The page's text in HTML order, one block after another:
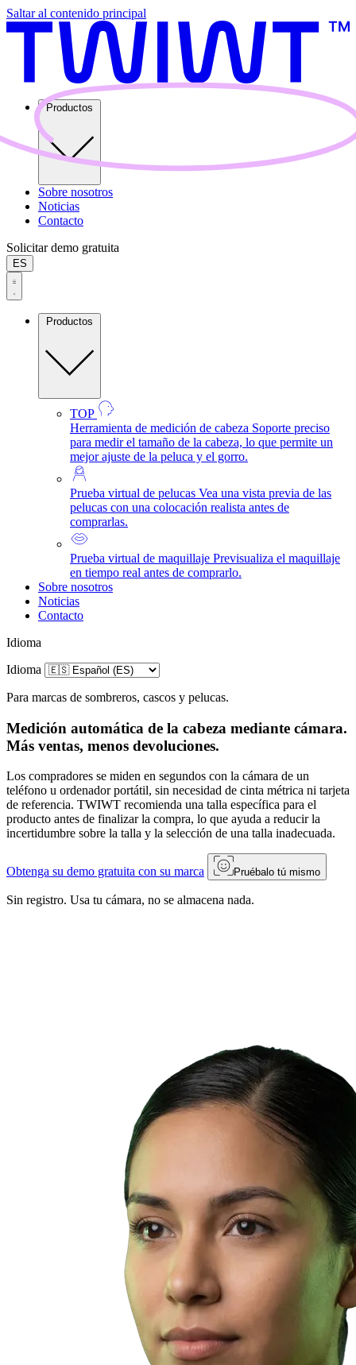
Saltar al contenido principal
Productos
Sobre nosotros
Noticias
Contacto
Solicitar demo gratuita
ES
Productos
TOP
Herramienta de medición de cabeza Soporte preciso
para medir el tamaño de la cabeza, lo que permite un
mejor ajuste de la peluca y el gorro.
Prueba virtual de pelucas Vea una vista previa de las
pelucas con una colocación realista antes de
comprarlas.
Prueba virtual de maquillaje Previsualiza el maquillaje
en tiempo real antes de comprarlo.
Sobre nosotros
Noticias
Contacto
Idioma
Idioma
Para marcas de sombreros, cascos y pelucas.
Medición automática de la cabeza mediante cámara.
Más ventas, menos devoluciones.
Los compradores se miden en segundos con la cámara de un
teléfono u ordenador portátil, sin necesidad de cinta métrica ni tarjeta
de referencia. TWIWT recomienda una talla específica para el
producto antes de finalizar la compra, lo que ayuda a reducir la
incertidumbre sobre la talla y la selección de una talla inadecuada.
Obtenga su demo gratuita con su marca Pruébalo tú mismo
Sin registro. Usa tu cámara, no se almacena nada.